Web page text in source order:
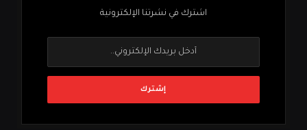
اشترك في نشرتنا الإلكترونية